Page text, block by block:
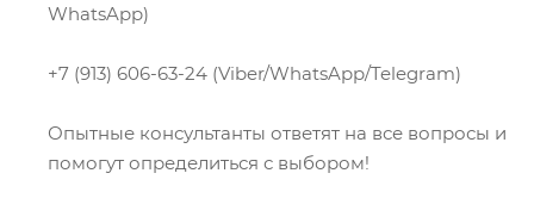
WhatsApp)
+7 (913) 606-63-24 (Viber/WhatsApp/Telegram)
Опытные консультанты ответят на все вопросы и
помогут определиться с выбором!